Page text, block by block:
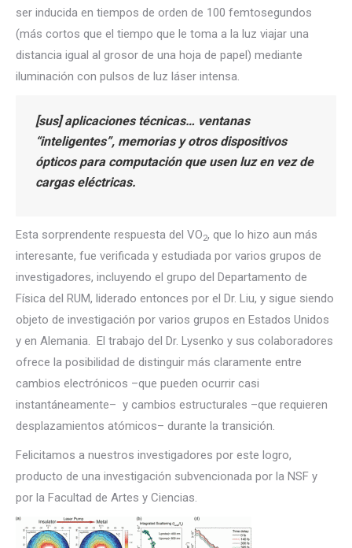
ser inducida en tiempos de orden de 100 femtosegundos
(más cortos que el tiempo que le toma a la luz viajar una
distancia igual al grosor de una hoja de papel) mediante
iluminación con pulsos de luz láser intensa.
[sus] aplicaciones técnicas… ventanas
“inteligentes”, memorias y otros dispositivos
ópticos para computación que usen luz en vez de
cargas eléctricas.
Esta sorprendente respuesta del VO2, que lo hizo aun más
interesante, fue verificada y estudiada por varios grupos de
investigadores, incluyendo el grupo del Departamento de
Física del RUM, liderado entonces por el Dr. Liu, y sigue siendo
objeto de investigación por varios grupos en Estados Unidos
y en Alemania. El trabajo del Dr. Lysenko y sus colaboradores
ofrece la posibilidad de distinguir más claramente entre
cambios electrónicos –que pueden ocurrir casi
instantáneamente– y cambios estructurales –que requieren
desplazamientos atómicos– durante la transición.
Felicitamos a nuestros investigadores por este logro,
producto de una investigación subvencionada por la NSF y
por la Facultad de Artes y Ciencias.